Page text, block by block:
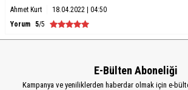
Ahmet Kurt
18.04.2022 | 04:50
Yorum 5/5
E-Bülten Aboneliği
Kampanya ve yeniliklerden haberdar olmak için e-